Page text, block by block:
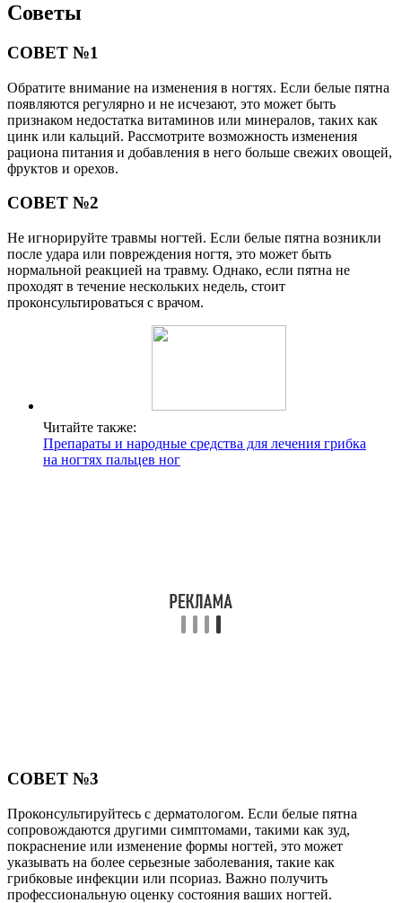
Советы
СОВЕТ №1
Обратите внимание на изменения в ногтях. Если белые пятна
появляются регулярно и не исчезают, это может быть
признаком недостатка витаминов или минералов, таких как
цинк или кальций. Рассмотрите возможность изменения
рациона питания и добавления в него больше свежих овощей,
фруктов и орехов.
СОВЕТ №2
Не игнорируйте травмы ногтей. Если белые пятна возникли
после удара или повреждения ногтя, это может быть
нормальной реакцией на травму. Однако, если пятна не
проходят в течение нескольких недель, стоит
проконсультироваться с врачом.
Читайте также:
Препараты и народные средства для лечения грибка
на ногтях пальцев ног
СОВЕТ №3
Проконсультируйтесь с дерматологом. Если белые пятна
сопровождаются другими симптомами, такими как зуд,
покраснение или изменение формы ногтей, это может
указывать на более серьезные заболевания, такие как
грибковые инфекции или псориаз. Важно получить
профессиональную оценку состояния ваших ногтей.